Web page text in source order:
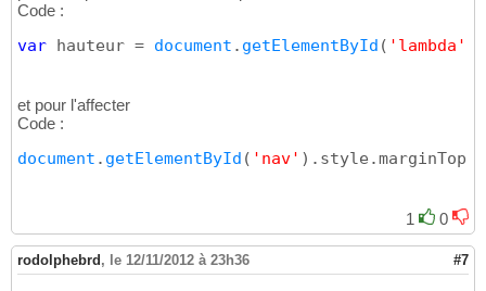
Code :
var hauteur = document . getElementById ( 'lambda'
et pour l'affecter
Code :
document . getElementById ( 'nav' ) .style.marginTop
1 0
rodolphebrd , le 12/11/2012 à 23h36 #7